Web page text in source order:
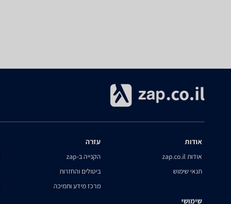
אודות
אודות zap.co.il
תנאי שימוש
שימושי
עזרה
הקנייה ב-zap
ביטולים והחזרות
מרכז מידע ותמיכה